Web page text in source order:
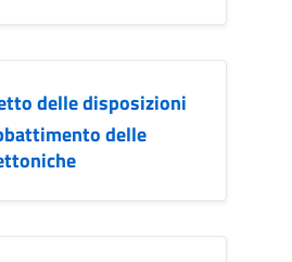
delle disposizioni
delle